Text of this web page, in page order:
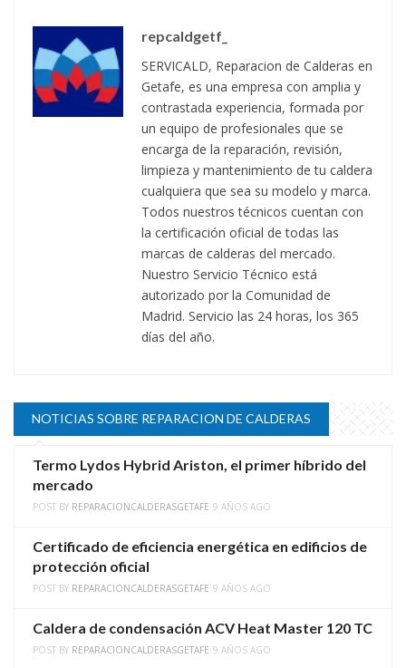
repcaldgetf_
SERVICALD, Reparacion de Calderas en
Getafe, es una empresa con amplia y
contrastada experiencia, formada por
un equipo de profesionales que se
encarga de la reparación, revisión,
limpieza y mantenimiento de tu caldera
cualquiera que sea su modelo y marca.
Todos nuestros técnicos cuentan con
la certificación oficial de todas las
marcas de calderas del mercado.
Nuestro Servicio Técnico está
autorizado por la Comunidad de
Madrid. Servicio las 24 horas, los 365
días del año.
NOTICIAS SOBRE REPARACION DE CALDERAS
Termo Lydos Hybrid Ariston, el primer híbrido del
mercado
POST BY REPARACIONCALDERASGETAFE 9 AÑOS AGO
Certificado de eficiencia energética en edificios de
protección oficial
POST BY REPARACIONCALDERASGETAFE 9 AÑOS AGO
Caldera de condensación ACV Heat Master 120 TC
POST BY REPARACIONCALDERASGETAFE 9 AÑOS AGO